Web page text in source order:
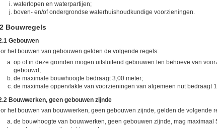
waterlopen en waterpartijen;
boven- en/of ondergrondse waterhuishoudkundige voorzieningen.
Bouwregels
Gebouwen
het bouwen van gebouwen gelden de volgende regels:
op of in deze gronden mogen uitsluitend gebouwen ten behoeve van
gebouwd;
de maximale bouwhoogte bedraagt 3,00 meter;
de maximale oppervlakte van voorzieningen van algemeen nut bedraagt
Bouwwerken, geen gebouwen zijnde
het bouwen van bouwwerken, geen gebouwen zijnde, gelden de volgende
de bouwhoogte van bouwwerken, geen gebouwen zijnde, mag maximaal